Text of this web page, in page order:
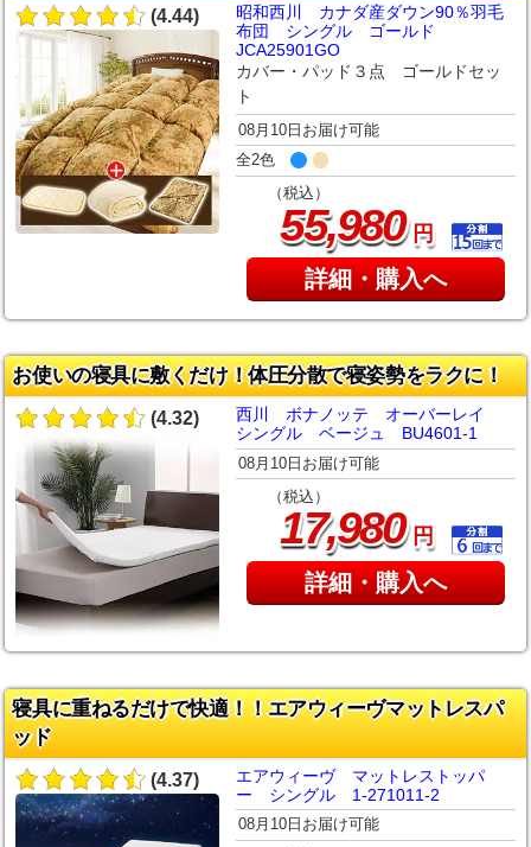
(4.44)
昭和西川 カナダ産ダウン90％羽毛
布団 シングル ゴールド
JCA25901GO
カバー・パッド３点 ゴールドセッ
ト
08月10日お届け可能
全2色
（税込）
55,980円
詳細・購入へ
お使いの寝具に敷くだけ！体圧分散で寝姿勢をラクに！
(4.32)
西川 ボナノッテ オーバーレイ
シングル ベージュ BU4601-1
08月10日お届け可能
（税込）
17,980円
詳細・購入へ
寝具に重ねるだけで快適！！エアウィーヴマットレスパ
ッド
(4.37)
エアウィーヴ マットレストッパ
ー シングル 1-271011-2
08月10日お届け可能